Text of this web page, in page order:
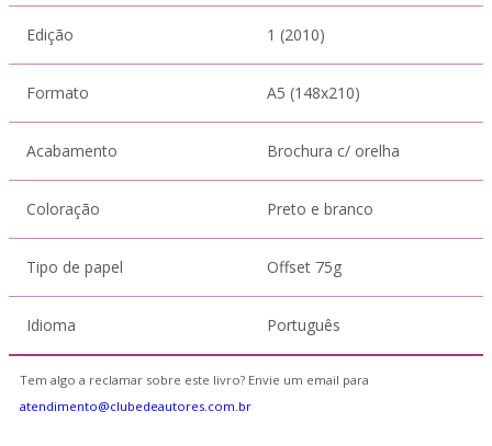
Edição 1 (2010)
Formato A5 (148x210)
Acabamento Brochura c/ orelha
Coloração Preto e branco
Tipo de papel Offset 75g
Idioma Português
Tem algo a reclamar sobre este livro? Envie um email para
atendimento@clubedeautores.com.br